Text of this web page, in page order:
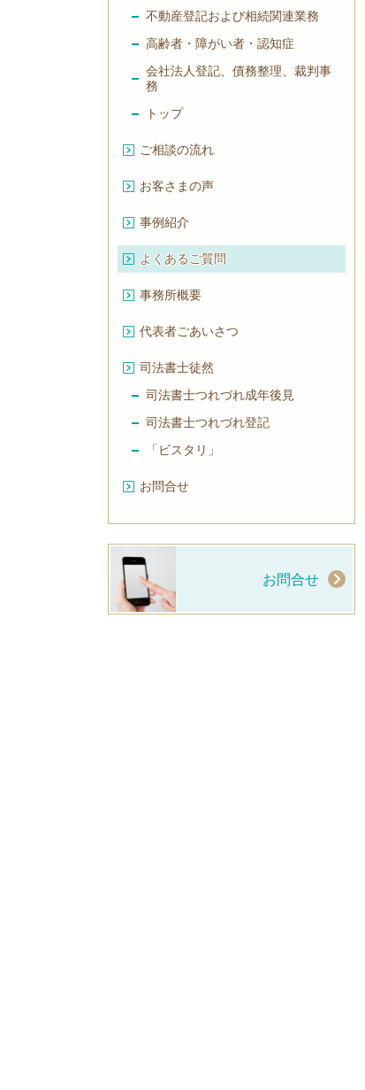
不動産登記および相続関連業務
高齢者・障がい者・認知症
会社法人登記、債務整理、裁判事
務
トップ
ご相談の流れ
お客さまの声
事例紹介
よくあるご質問
事務所概要
代表者ごあいさつ
司法書士徒然
司法書士つれづれ成年後見
司法書士つれづれ登記
「ビスタリ」
お問合せ
お問合せ